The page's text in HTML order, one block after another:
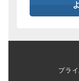
プラ